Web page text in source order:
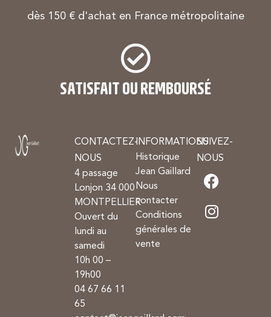
dès 150 € d'achat en France métropolitaine
SATISFAIT OU REMBOURSÉ
CONTACTEZ-
NOUS
4 passage
Lonjon 34 000
MONTPELLIER
Ouvert du
lundi au
samedi
10h 00 –
19h00
04 67 66 11
65
INFORMATIONS
Historique
Jean Gaillard
Nous
contacter
Conditions
générales de
vente
SUIVEZ-
NOUS